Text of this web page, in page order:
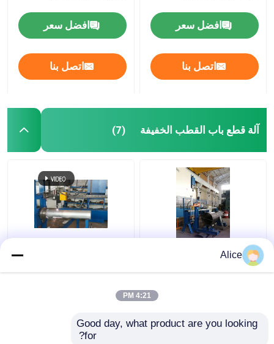
افضل سعر
اتصل بنا
افضل سعر
اتصل بنا
آلة قطع باب القطب الخفيفة (7)
Alice
4:21 PM
Good day, what product are you looking
for?